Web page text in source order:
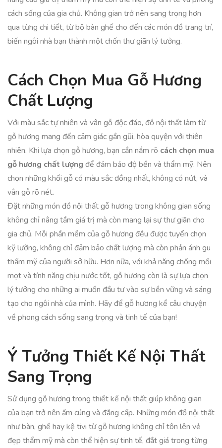
cách sống của gia chủ. Không gian trở nên sang trọng hơn
qua từng chi tiết, từ bộ bàn ghế cho đến các món đồ trang trí,
biến ngôi nhà bạn thành một chốn thư giãn lý tưởng.
Cách Chọn Mua Gỗ Hương
Chất Lượng
Với màu sắc tự nhiên và vân gỗ độc đáo, đồ nội thất làm từ
gỗ hương mang đến cảm giác gần gũi, hòa quyện với thiên
nhiên. Khi lựa chọn gỗ hương, bạn cần nắm rõ cách chọn mua
gỗ hương chất lượng để đảm bảo độ bền và thẩm mỹ. Nên
chọn những khối gỗ có màu sắc đồng nhất, không có nứt, và
vân gỗ rõ nét.
Đặt những món đồ nội thất gỗ hương trong không gian sống
không chỉ nâng tầm giá trị mà còn mang lại sự thư giãn cho
gia chủ. Mỗi phần mềm của gỗ hương đều được tuyển chọn
kỹ lưỡng, không chỉ đảm bảo chất lượng mà còn phản ánh gu
thẩm mỹ của người sở hữu. Hơn nữa, với khả năng chống mối
mọt và tính năng chịu nước tốt, gỗ hương còn là sự lựa chọn
lý tưởng cho những ai muốn đầu tư vào sự bền vững và sáng
tạo cho ngôi nhà của mình. Hãy để gỗ hương kể câu chuyện
về phong cách sống sang trọng và tinh tế của bạn!
Ý Tưởng Thiết Kế Nội Thất
Sang Trọng
Sử dụng gỗ hương trong thiết kế nội thất giúp không gian
của bạn trở nên ấm cúng và đẳng cấp. Những món đồ nội thất
như bàn, ghế hay kệ tivi từ gỗ hương không chỉ tôn lên vẻ
đẹp thẩm mỹ mà còn thể hiện sự tinh tế, đắt giá trong từng